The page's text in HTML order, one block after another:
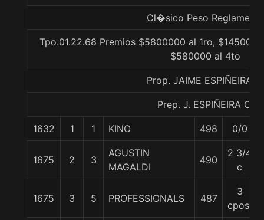
Cl�sico Peso Reglamento
Tpo.01.22.68 Premios $5800000 al 1ro,
$580000 al 4to
Prop. JAIME ESPIÑEIRA C.
Prep. J. ESPIÑEIRA C.
1632 1 1 KINO 498 0/0
1675 2 3
AGUSTIN
MAGALDI
490
2 3/4
c
1675 3 5 PROFESSIONALS 487
3
cpos.